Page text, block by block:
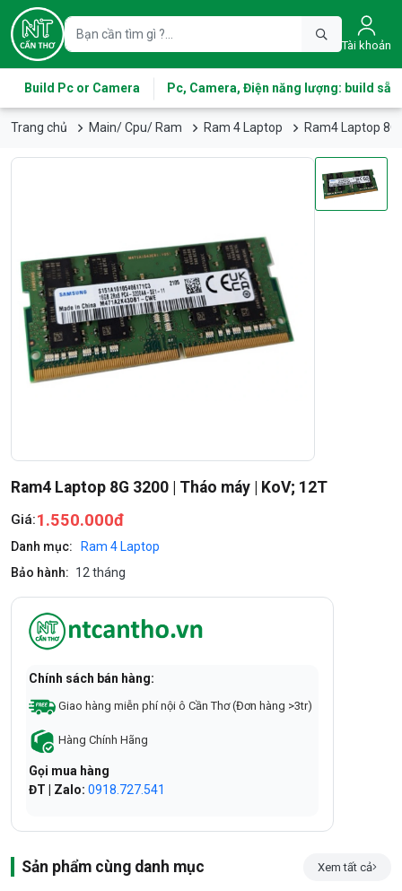
Tài khoản
Build Pc or Camera Pc, Camera, Điện năng lượng: build sẵn
Trang chủ Main/ Cpu/ Ram Ram 4 Laptop Ram4 Laptop
Ram4 Laptop 8G 3200 | Tháo máy | KoV; 12T
Giá:1.550.000đ
Danh mục:
Ram 4 Laptop
Bảo hành: 12 tháng
Chính sách bán hàng:
Giao hàng miễn phí nội ô Cần Thơ (Đơn hàng >3tr)
Hàng Chính Hãng
Gọi mua hàng
ĐT | Zalo: 0918.727.541
Sản phẩm cùng danh mục Xem tất cả